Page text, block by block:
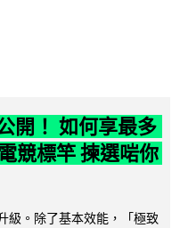
開！ 如何享最多
競標竿 揀選啱你
級。除了基本效能，「極致